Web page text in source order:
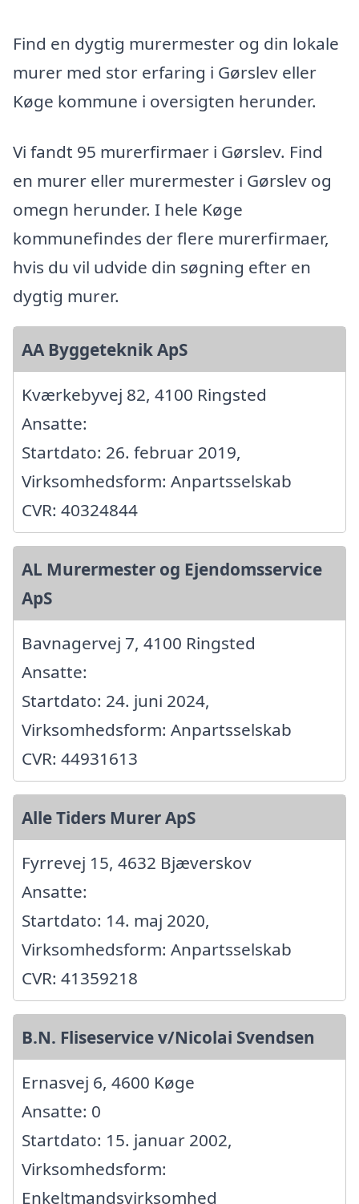
Find en dygtig murermester og din lokale
murer med stor erfaring i Gørslev eller
Køge kommune i oversigten herunder.
Vi fandt 95 murerfirmaer i Gørslev. Find
en murer eller murermester i Gørslev og
omegn herunder. I hele Køge
kommunefindes der flere murerfirmaer,
hvis du vil udvide din søgning efter en
dygtig murer.
AA Byggeteknik ApS
Kværkebyvej 82, 4100 Ringsted
Ansatte:
Startdato: 26. februar 2019,
Virksomhedsform: Anpartsselskab
CVR: 40324844
AL Murermester og Ejendomsservice
ApS
Bavnagervej 7, 4100 Ringsted
Ansatte:
Startdato: 24. juni 2024,
Virksomhedsform: Anpartsselskab
CVR: 44931613
Alle Tiders Murer ApS
Fyrrevej 15, 4632 Bjæverskov
Ansatte:
Startdato: 14. maj 2020,
Virksomhedsform: Anpartsselskab
CVR: 41359218
B.N. Fliseservice v/Nicolai Svendsen
Ernasvej 6, 4600 Køge
Ansatte: 0
Startdato: 15. januar 2002,
Virksomhedsform:
Enkeltmandsvirksomhed